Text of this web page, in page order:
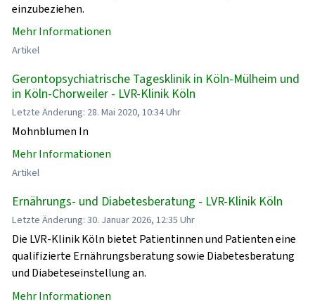
einzubeziehen.
Mehr Informationen
Artikel
Gerontopsychiatrische Tagesklinik in Köln-Mülheim und
in Köln-Chorweiler - LVR-Klinik Köln
Letzte Änderung: 28. Mai 2020, 10:34 Uhr
Mohnblumen In
Mehr Informationen
Artikel
Ernährungs- und Diabetesberatung - LVR-Klinik Köln
Letzte Änderung: 30. Januar 2026, 12:35 Uhr
Die LVR-Klinik Köln bietet Patientinnen und Patienten eine
qualifizierte Ernährungsberatung sowie Diabetesberatung
und Diabeteseinstellung an.
Mehr Informationen